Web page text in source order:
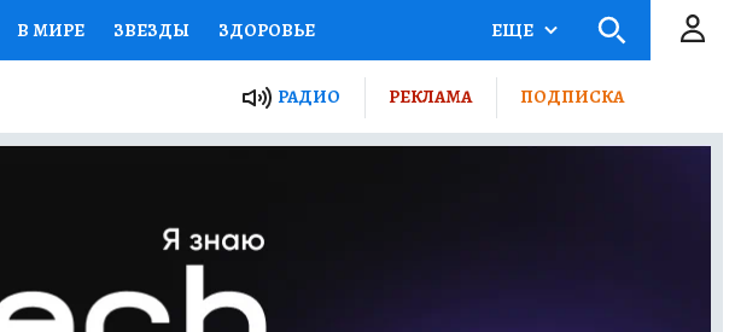
В МИРЕ ЗВЕЗДЫ ЗДОРОВЬЕ
ПРОЕКТЫ РОССИИ
ЖЕНСКИЕ СЕКРЕТЫ ПУТЕВОДИТЕЛЬ
ГИД ПОТРЕБИТЕЛЯ
ЕЩЕ
РАДИО РЕКЛАМА ПОДПИСКА